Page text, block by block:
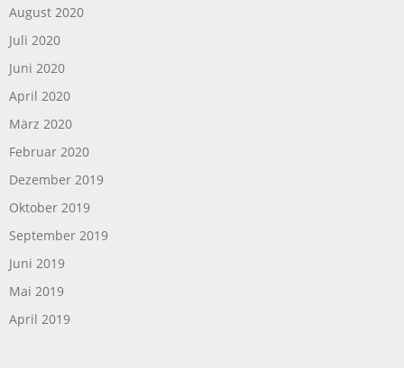
August 2020
Juli 2020
Juni 2020
April 2020
März 2020
Februar 2020
Dezember 2019
Oktober 2019
September 2019
Juni 2019
Mai 2019
April 2019